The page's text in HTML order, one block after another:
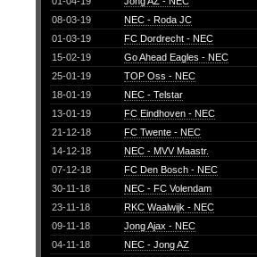
08-03-19
NEC - Roda JC
01-03-19
FC Dordrecht - NEC
15-02-19
Go Ahead Eagles - NEC
25-01-19
TOP Oss - NEC
18-01-19
NEC - Telstar
13-01-19
FC Eindhoven - NEC
21-12-18
FC Twente - NEC
14-12-18
NEC - MVV Maastr.
07-12-18
FC Den Bosch - NEC
30-11-18
NEC - FC Volendam
23-11-18
RKC Waalwijk - NEC
09-11-18
Jong Ajax - NEC
04-11-18
NEC - Jong AZ